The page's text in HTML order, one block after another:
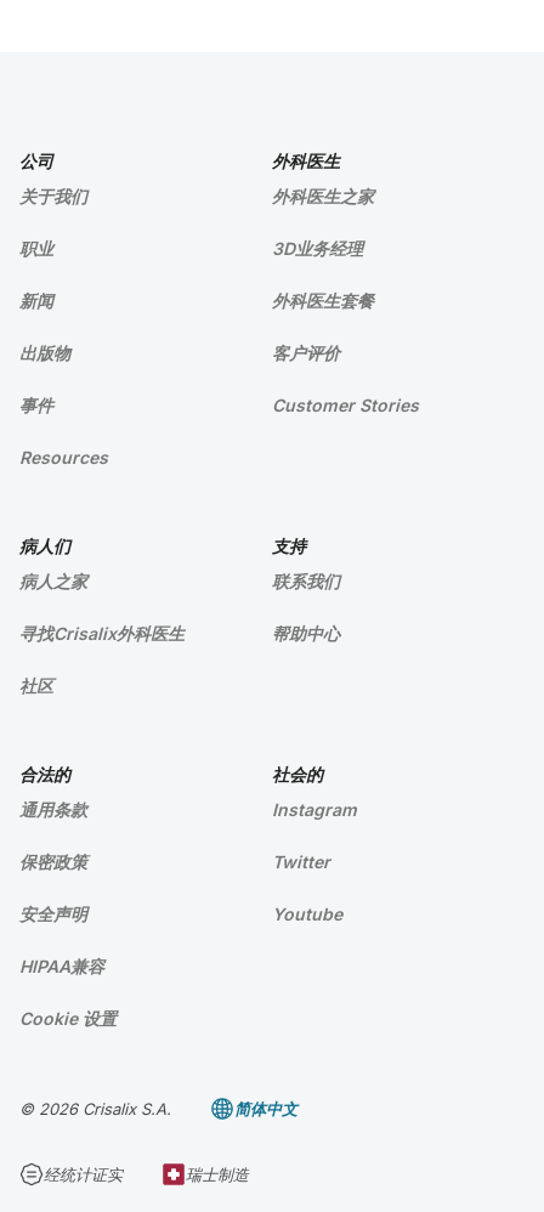
公司
关于我们
职业
新闻
出版物
事件
Resources
外科医生
外科医生之家
3D业务经理
外科医生套餐
客户评价
Customer Stories
病人们
病人之家
寻找Crisalix外科医生
社区
支持
联系我们
帮助中心
合法的
通用条款
保密政策
安全声明
HIPAA兼容
Cookie 设置
社会的
Instagram
Twitter
Youtube
© 2026 Crisalix S.A. 简体中文
经统计证实 瑞士制造